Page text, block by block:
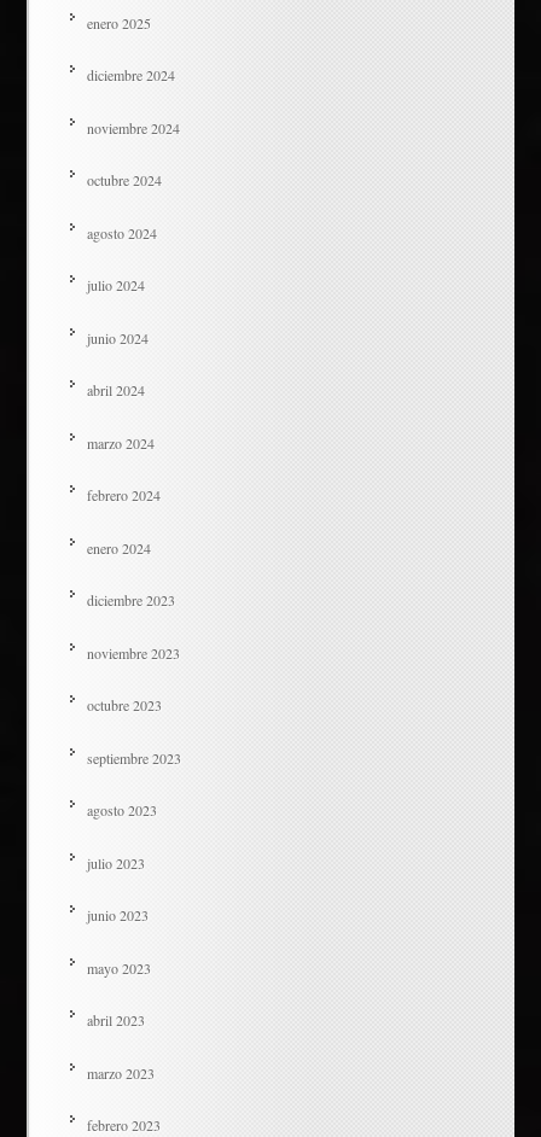
enero 2025
diciembre 2024
noviembre 2024
octubre 2024
agosto 2024
julio 2024
junio 2024
abril 2024
marzo 2024
febrero 2024
enero 2024
diciembre 2023
noviembre 2023
octubre 2023
septiembre 2023
agosto 2023
julio 2023
junio 2023
mayo 2023
abril 2023
marzo 2023
febrero 2023